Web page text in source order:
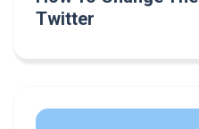
Twitter